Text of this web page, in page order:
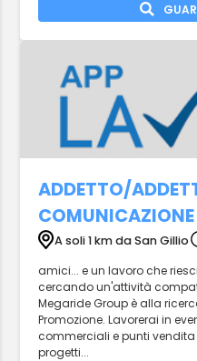
ADDETTO/
A soli 1 km da San Gillio
amici... e un lavoro che
cercando un'attività
Megaride Group è alla
Promozione. Lavorerai in
commerciali e punti
progetti...